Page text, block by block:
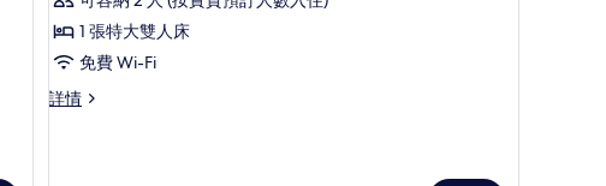
房,
1
間
臥
1 張特大雙人床
免費 Wi-Fi
詳情
套